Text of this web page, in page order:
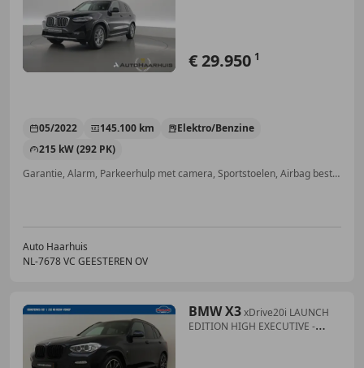
€ 29.950 1
05/2022 145.100 km
Elektro/Benzine
215 kW (292 PK)
Garantie, Alarm, Parkeerhulp met camera, Sportstoelen, Airbag bestuurder, Getinte ramen, Geheel digitaal combi-instrument, Stoelverwarming
Auto Haarhuis
NL-7678 VC GEESTEREN OV
BMW X3xDrive20i LAUNCH
EDITION HIGH EXECUTIVE -